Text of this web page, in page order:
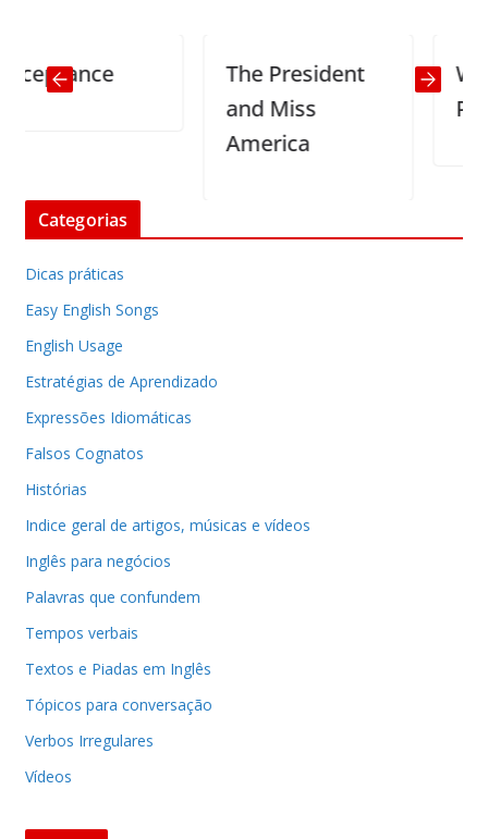
The President
and Miss
America
Categorias
Dicas práticas
Easy English Songs
English Usage
Estratégias de Aprendizado
Expressões Idiomáticas
Falsos Cognatos
Histórias
Indice geral de artigos, músicas e vídeos
Inglês para negócios
Palavras que confundem
Tempos verbais
Textos e Piadas em Inglês
Tópicos para conversação
Verbos Irregulares
Vídeos